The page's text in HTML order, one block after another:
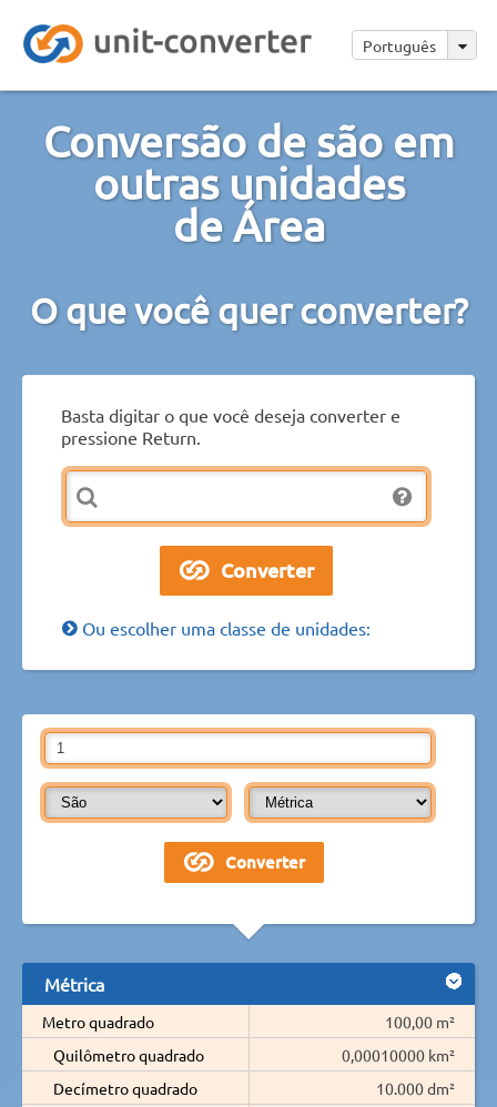
Português
Conversão de são em
outras unidades
de Área
O que você quer converter?
Basta digitar o que você deseja converter e
pressione Return.
Ou escolher uma classe de unidades:
Métrica
Metro quadrado
100,00 m²
Quilômetro quadrado
0,00010000 km²
Decímetro quadrado
10.000 dm²